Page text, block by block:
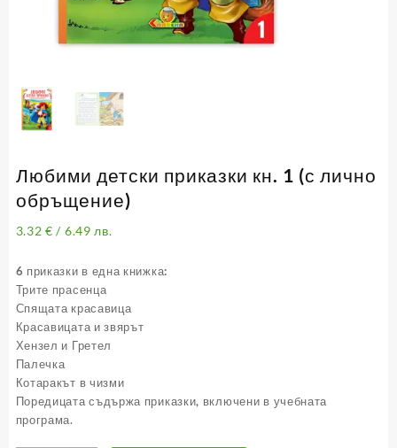
Любими детски приказки кн. 1 (с лично
обръщение)
3.32 € / 6.49 лв.
6 приказки в една книжка:
Трите прасенца
Спящата красавица
Красавицата и звярът
Хензел и Гретел
Палечка
Котаракът в чизми
Поредицата съдържа приказки, включени в учебната
програма.